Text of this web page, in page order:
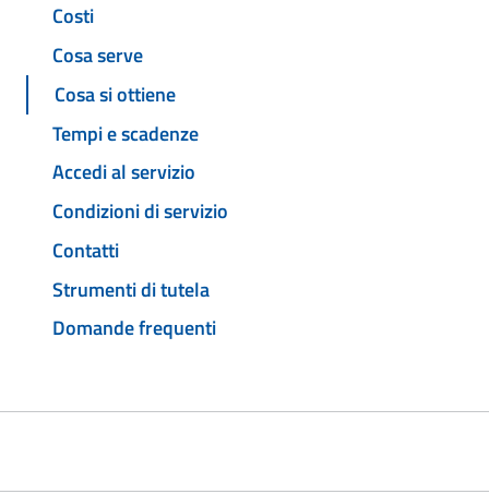
Costi
Cosa serve
Cosa si ottiene
Tempi e scadenze
Accedi al servizio
Condizioni di servizio
Contatti
Strumenti di tutela
Domande frequenti